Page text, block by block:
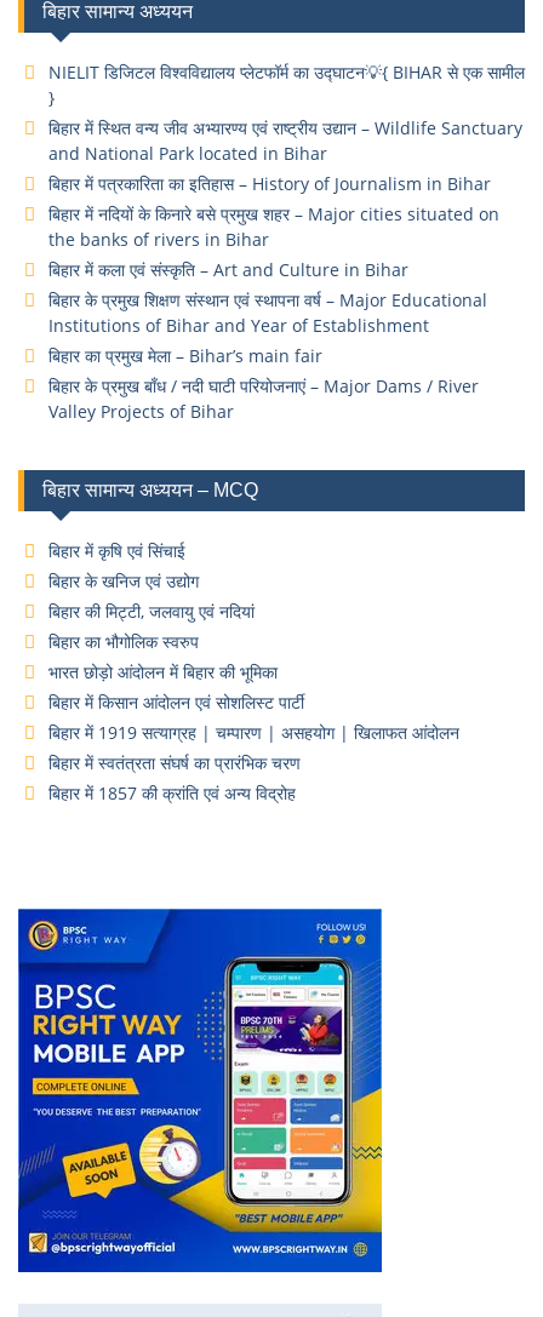
बिहार सामान्य अध्ययन
NIELIT डिजिटल विश्वविद्यालय प्लेटफॉर्म का उद्घाटन💡{ BIHAR से एक सामील
}
बिहार में स्थित वन्य जीव अभ्यारण्य एवं राष्ट्रीय उद्यान – Wildlife Sanctuary
and National Park located in Bihar
बिहार में पत्रकारिता का इतिहास – History of Journalism in Bihar
बिहार में नदियों के किनारे बसे प्रमुख शहर – Major cities situated on
the banks of rivers in Bihar
बिहार में कला एवं संस्कृति – Art and Culture in Bihar
बिहार के प्रमुख शिक्षण संस्थान एवं स्थापना वर्ष – Major Educational
Institutions of Bihar and Year of Establishment
बिहार का प्रमुख मेला – Bihar’s main fair
बिहार के प्रमुख बाँध / नदी घाटी परियोजनाएं – Major Dams / River
Valley Projects of Bihar
बिहार सामान्य अध्ययन – MCQ
बिहार में कृषि एवं सिंचाई
बिहार के खनिज एवं उद्योग
बिहार की मिट्टी, जलवायु एवं नदियां
बिहार का भौगोलिक स्वरुप
भारत छोड़ो आंदोलन में बिहार की भूमिका
बिहार में किसान आंदोलन एवं सोशलिस्ट पार्टी
बिहार में 1919 सत्याग्रह | चम्पारण | असहयोग | खिलाफत आंदोलन
बिहार में स्वतंत्रता संघर्ष का प्रारंभिक चरण
बिहार में 1857 की क्रांति एवं अन्य विद्रोह